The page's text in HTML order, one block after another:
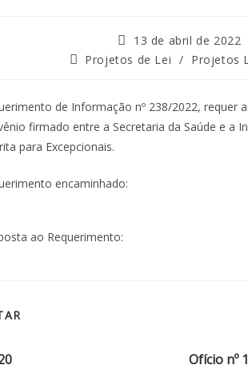
13 de abril de 2022
Projetos de Lei / Projetos
de Informação nº 238/2022, requer
firmado entre a Secretaria da Saúde e a
para Excepcionais.
encaminhado:
ao Requerimento:
Ofício nº